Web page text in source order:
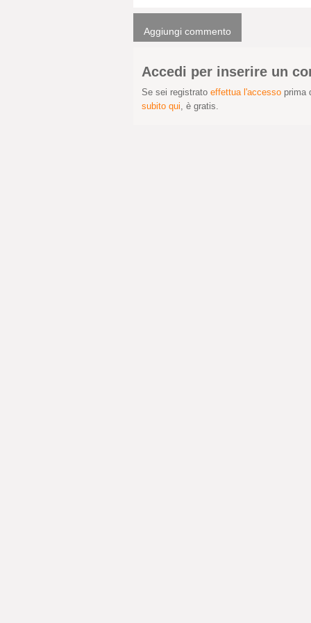
Aggiungi commento
Accedi per inserire un
Se sei registrato effettua l'accesso prima
subito qui , è gratis.